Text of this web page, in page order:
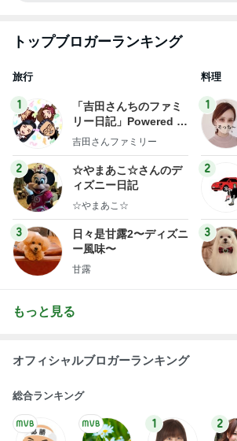
トップブロガーランキング
旅行
1
「吉田さんちのファミ
リー日記」Powered b
y Ameba 吉田さんファ
ミリーオフィシャルブ
ログ
吉田さんファミリー
2
☆やまあこ☆さんのデ
ィズニー日記
☆やまあこ☆
3
日々是甘露2〜ディズニ
ー風味〜
甘露
料理
1
2
3
もっと見る
オフィシャルブロガーランキング
総合ランキング
1 2